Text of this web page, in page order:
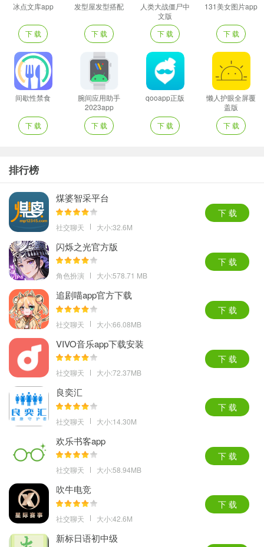
冰点文库app
下 载
发型屋发型搭配
下 载
人类大战僵尸中
文版
下 载
131美女图片app
下 载
间歇性禁食
下 载
腕间应用助手
2023app
下 载
qooapp正版
下 载
懒人护眼全屏覆
盖版
下 载
排行榜
煤婆智采平台
社交聊天 大小:32.6M
下 载
闪烁之光官方版
角色扮演 大小:578.71 MB
下 载
追剧喵app官方下载
社交聊天 大小:66.08MB
下 载
VIVO音乐app下载安装
社交聊天 大小:72.37MB
下 载
良奕汇
社交聊天 大小:14.30M
下 载
欢乐书客app
社交聊天 大小:58.94MB
下 载
吹牛电竞
社交聊天 大小:42.6M
下 载
新标日语初中级